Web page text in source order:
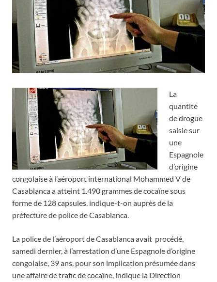
La
quantité
de drogue
saisie sur
une
Espagnole
d’origine
congolaise à l’aéroport international Mohammed V de
Casablanca a atteint 1.490 grammes de cocaïne sous
forme de 128 capsules, indique-t-on auprès de la
préfecture de police de Casablanca.
La police de l’aéroport de Casablanca avait procédé,
samedi dernier, à l’arrestation d’une Espagnole d’origine
congolaise, 39 ans, pour son implication présumée dans
une affaire de trafic de cocaïne, indique la Direction